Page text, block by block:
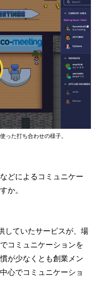
った打ち合わせの様子。
どによるコミュニケー
か。
していたサービスが、場
コミュニケーションを
が少なくとも創業メン
心でコミュニケーショ